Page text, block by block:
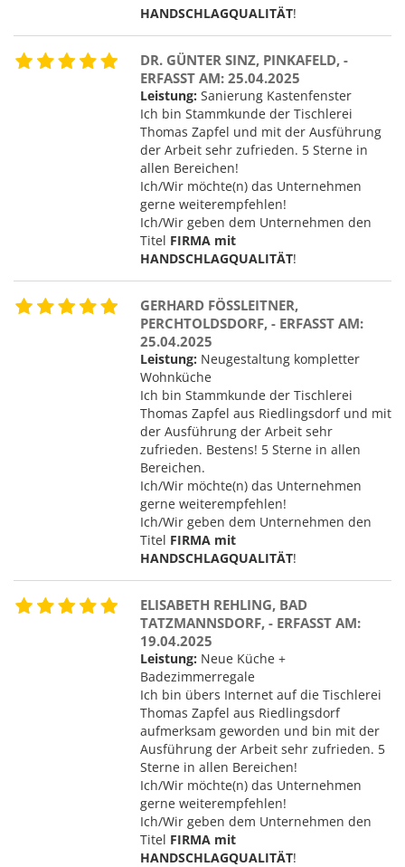
HANDSCHLAGQUALITÄT!
DR. GÜNTER SINZ, PINKAFELD, -
ERFASST AM: 25.04.2025
Leistung: Sanierung Kastenfenster
Ich bin Stammkunde der Tischlerei
Thomas Zapfel und mit der Ausführung
der Arbeit sehr zufrieden. 5 Sterne in
allen Bereichen!
Ich/Wir möchte(n) das Unternehmen
gerne weiterempfehlen!
Ich/Wir geben dem Unternehmen den
Titel FIRMA mit
HANDSCHLAGQUALITÄT!
GERHARD FÖSSLEITNER,
PERCHTOLDSDORF, - ERFASST AM:
25.04.2025
Leistung: Neugestaltung kompletter
Wohnküche
Ich bin Stammkunde der Tischlerei
Thomas Zapfel aus Riedlingsdorf und mit
der Ausführung der Arbeit sehr
zufrieden. Bestens! 5 Sterne in allen
Bereichen.
Ich/Wir möchte(n) das Unternehmen
gerne weiterempfehlen!
Ich/Wir geben dem Unternehmen den
Titel FIRMA mit
HANDSCHLAGQUALITÄT!
ELISABETH REHLING, BAD
TATZMANNSDORF, - ERFASST AM:
19.04.2025
Leistung: Neue Küche +
Badezimmerregale
Ich bin übers Internet auf die Tischlerei
Thomas Zapfel aus Riedlingsdorf
aufmerksam geworden und bin mit der
Ausführung der Arbeit sehr zufrieden. 5
Sterne in allen Bereichen!
Ich/Wir möchte(n) das Unternehmen
gerne weiterempfehlen!
Ich/Wir geben dem Unternehmen den
Titel FIRMA mit
HANDSCHLAGQUALITÄT!